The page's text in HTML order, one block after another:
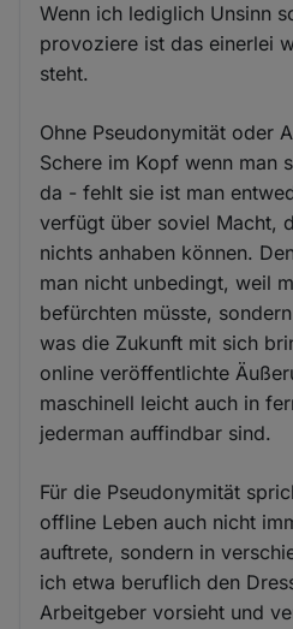
Wenn ich lediglich Unsinn
provoziere ist das einerlei
steht.
Ohne Pseudonymität oder
Schere im Kopf wenn man
da - fehlt sie ist man
verfügt über soviel Macht,
nichts anhaben können.
man nicht unbedingt, weil
befürchten müsste,
was die Zukunft mit sich
online veröffentlichte
maschinell leicht auch in
jederman auffindbar sind.
Für die Pseudonymität
offline Leben auch nicht
auftrete, sondern in
ich etwa beruflich den
Arbeitgeber vorsieht und